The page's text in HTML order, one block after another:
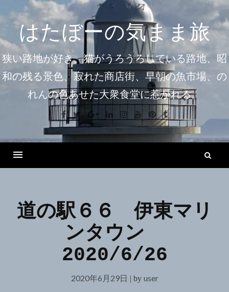
ン
ツ
へ
はたぼーの気まま旅
狭い路地が好き。猫がうろうろしている路地、昭
和の残る景色、寂れた商店街、早朝の魚市場、の
れんの色あせた大衆食堂に惹かれる。
Facebook
Twitter Google+
LinkedinInstagramYoutube
Pinterest
Tumblr
道の駅６６ 伊東マリ
ンタウン
2020/6/26
2020年6月29日 | by user